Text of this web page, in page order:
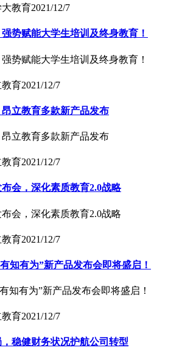
大教育2021/12/7
势赋能大学生培训及终身教育！
势赋能大学生培训及终身教育！
育2021/12/7
立教育多款新产品发布
立教育多款新产品发布
育2021/12/7
会，深化素质教育2.0战略
会，深化素质教育2.0战略
育2021/12/7
知有为”新产品发布会即将盛启！
知有为”新产品发布会即将盛启！
育2021/12/7
稳健财务状况护航公司转型